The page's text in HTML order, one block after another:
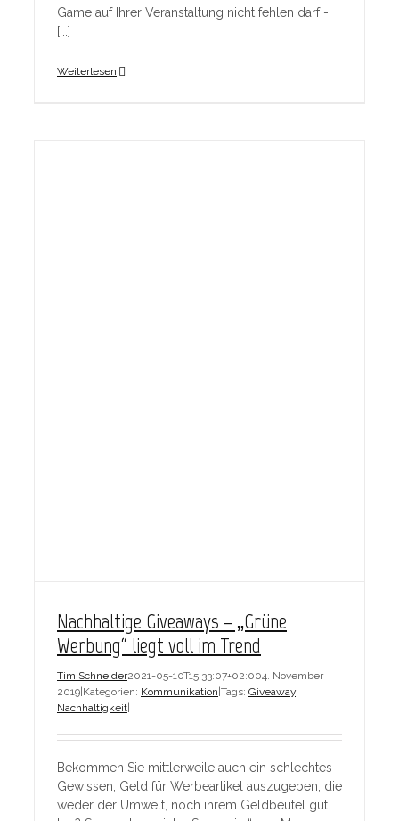
Game auf Ihrer Veranstaltung nicht fehlen darf -
[...]
Weiterlesen
Nachhaltige Giveaways – „Grüne
Werbung“ liegt voll im Trend
Tim Schneider2021-05-10T15:33:07+02:004. November
2019 Kategorien: Kommunikation Tags: Giveaway,
Nachhaltigkeit
Bekommen Sie mittlerweile auch ein schlechtes
Gewissen, Geld für Werbeartikel auszugeben, die
weder der Umwelt, noch ihrem Geldbeutel gut